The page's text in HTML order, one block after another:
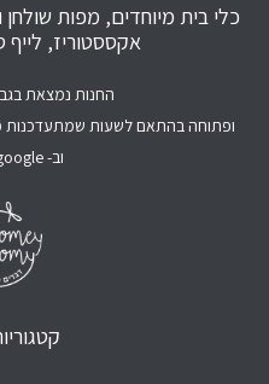
כלי בית מיוחדים, מפות
אקססטוריז, לייף
החנות נמצאת בגבעונית 8,
וב- google ובווטסאפ